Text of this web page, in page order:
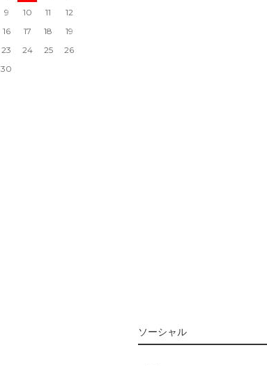
9 10 11
12
16 17 18
19
23 24 25
26
30
ソーシャル